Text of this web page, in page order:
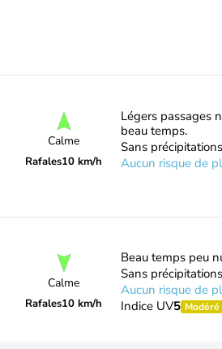
Calme
Rafales10 km/h
Légers passages
beau temps.
Sans
Aucun risque de
Calme
Rafales10 km/h
Beau temps peu
Sans
Aucun risque de
Indice UV5 Modéré